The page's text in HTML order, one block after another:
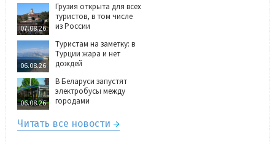
07.08.26
Грузия открыта для всех
туристов, в том числе
из России
06.08.26
Туристам на заметку: в
Турции жара и нет
дождей
06.08.26
В Беларуси запустят
электробусы между
городами
Читать все новости